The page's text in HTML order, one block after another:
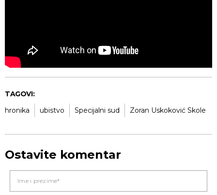
TAGOVI:
hronika
ubistvo Specijalni sud Zoran Uskoković Skole
Ostavite komentar